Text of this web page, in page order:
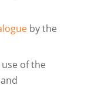
by the
of the